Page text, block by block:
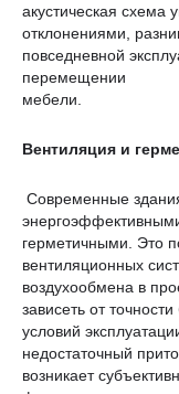
акустическая схема
отклонениями,
повседневной
перемещении
Вентиляция и
Современные
герметичными. Это
вентиляционных
воздухообмена в
зависеть от
условий
недостаточный
возникает